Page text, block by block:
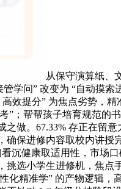
从保守演算纸、
学问” 改变为 “自动摸
效提分” 为焦点劣势，
；帮帮孩子培育规范
做。67.33% 存正在留
保进修内容取校内讲
沉健康取适用性，市场
挑选小学生进修机，焦
精准学” 的产物逻辑